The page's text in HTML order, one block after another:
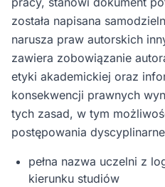
została napisana
narusza praw autorskich
zawiera zobowiązanie
etyki akademickiej oraz
konsekwencji prawnych
tych zasad, w tym
postępowania
pełna nazwa uczelni z
kierunku studiów